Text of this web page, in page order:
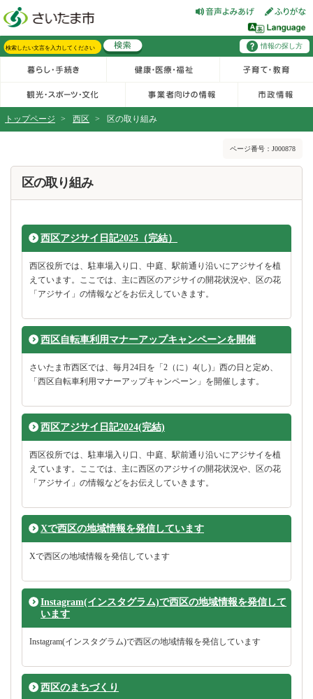
情報の探し方
トップページ > 西区 > 区の取り組み
ページ番号：J000878
区の取り組み
西区アジサイ日記2025（完結）
西区役所では、駐車場入り口、中庭、駅前通り沿いにアジサイを植
えています。ここでは、主に西区のアジサイの開花状況や、区の花
「アジサイ」の情報などをお伝えしていきます。
西区自転車利用マナーアップキャンペーンを開催
さいたま市西区では、毎月24日を「2（に）4(し)」西の日と定め、
「西区自転車利用マナーアップキャンペーン」を開催します。
西区アジサイ日記2024(完結)
西区役所では、駐車場入り口、中庭、駅前通り沿いにアジサイを植
えています。ここでは、主に西区のアジサイの開花状況や、区の花
「アジサイ」の情報などをお伝えしていきます。
Xで西区の地域情報を発信しています
Xで西区の地域情報を発信しています
Instagram(インスタグラム)で西区の地域情報を発信して
います
Instagram(インスタグラム)で西区の地域情報を発信しています
西区のまちづくり